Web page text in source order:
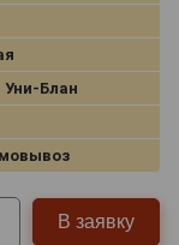
Уни-Блан
В заявку